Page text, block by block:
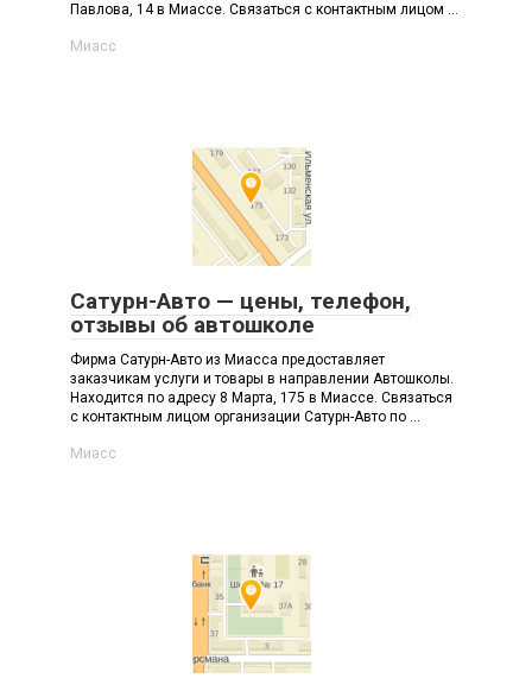
Павлова, 14 в Миассе. Связаться с контактным лицом ...
Миасс
Сатурн-Авто — цены, телефон,
отзывы об автошколе
Фирма Сатурн-Авто из Миасса предоставляет
заказчикам услуги и товары в направлении Автошколы.
Находится по адресу 8 Марта, 175 в Миассе. Связаться
с контактным лицом организации Сатурн-Авто по ...
Миасс